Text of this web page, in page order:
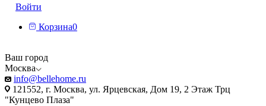
Войти
Корзина0
Ваш город
Москва
info@bellehome.ru
121552, г. Москва, ул. Ярцевская, Дом 19, 2 Этаж Трц
"Кунцево Плаза"